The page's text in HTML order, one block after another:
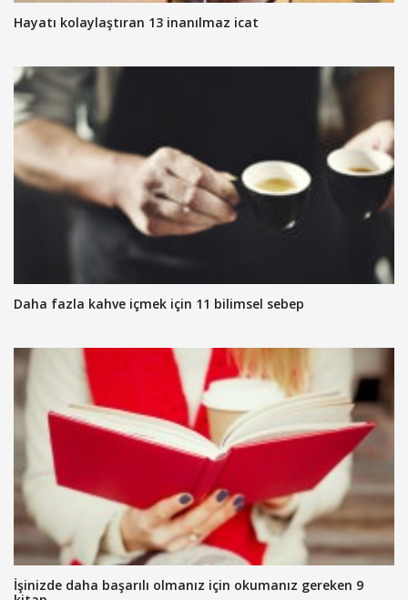
Hayatı kolaylaştıran 13 inanılmaz icat
Daha fazla kahve içmek için 11 bilimsel sebep
İşinizde daha başarılı olmanız için okumanız gereken 9